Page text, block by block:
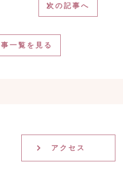
次の記事へ
一覧を見る
アクセス